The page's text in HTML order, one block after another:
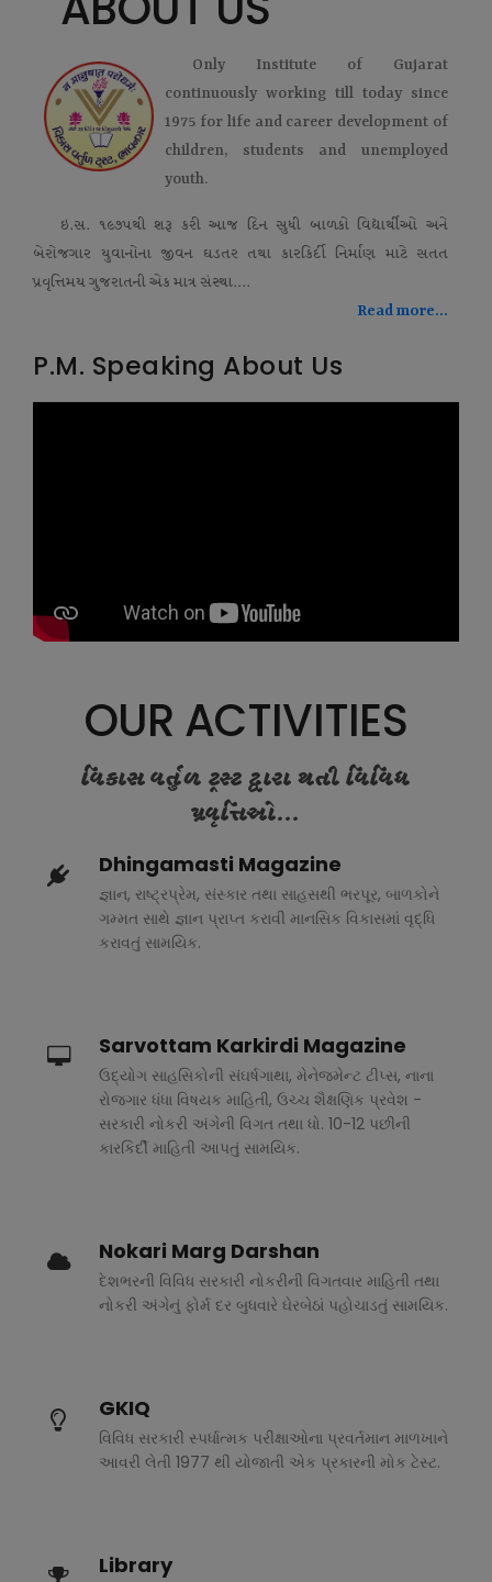
Only Institute of Gujarat
continuously working till today since
1975 for life and career development of
children, students and unemployed
youth.
ઇ.સ. ૧૯૭૫થી શરૂ કરી આજ દિન સુધી બાળકો વિદ્યાર્થીઓ અને
બેરોજગાર યુવાનોના જીવન ઘડતર તથા કારકિર્દી નિર્માણ માટે સતત
પ્રવૃત્તિમય ગુજરાતની એક માત્ર સંસ્થા....
Read more...
P.M. Speaking About Us
OUR ACTIVITIES
વિકાસ વર્તુળ ટ્રસ્ટ દ્વારા થતી વિવિધ
પ્રવૃત્તિઓ...
Dhingamasti Magazine
જ્ઞાન, રાષ્ટ્રપ્રેમ, સંસ્કાર તથા સાહસથી ભરપૂર, બાળકોને
ગમ્મત સાથે જ્ઞાન પ્રાપ્ત કરાવી માનસિક વિકાસમાં વૃદ્ધિ
કરાવતું સામયિક.
Sarvottam Karkirdi Magazine
ઉદ્યોગ સાહસિકોની સંઘર્ષગાથા, મેનેજમેન્ટ ટીપ્સ, નાના
રોજગાર ધંધા વિષયક માહિતી, ઉચ્ચ શૈક્ષણિક પ્રવેશ -
સરકારી નોકરી અંગેની વિગત તથા ધો. 10-12 પછીની
કારકિર્દી માહિતી આપતું સામયિક.
Nokari Marg Darshan
દેશભરની વિવિધ સરકારી નોકરીની વિગતવાર માહિતી તથા
નોકરી અંગેનું ફોર્મ દર બુધવારે ઘેરબેઠાં પહોચાડતું સામયિક.
GKIQ
વિવિધ સરકારી સ્પર્ધાત્મક પરીક્ષાઓના પ્રવર્તમાન માળખાને
આવરી લેતી 1977 થી યોજાતી એક પ્રકારની મોક ટેસ્ટ.
Library